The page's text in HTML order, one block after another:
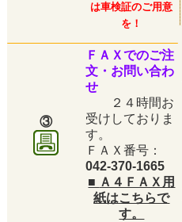
は車検証のご用意
を！
③
ＦＡＸでのご注
文・お問い合わ
せ
２４時間お
受けしておりま
す。
ＦＡＸ番号：
042-370-1665
■ Ａ４ＦＡＸ用
紙はこちらで
す。